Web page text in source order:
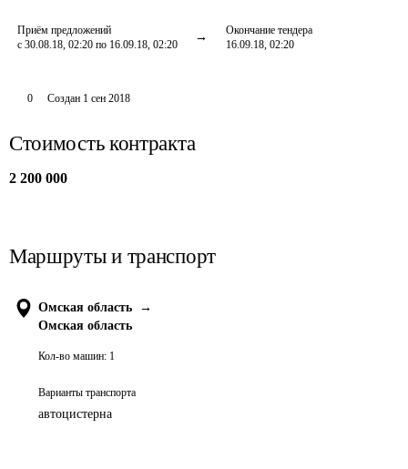
Приём предложений
с 30.08.18, 02:20 по 16.09.18, 02:20
Окончание тендера
16.09.18, 02:20
0 Создан 1 сен 2018
Стоимость контракта
2 200 000
Маршруты и транспорт
Омская область
→
Омская область
Кол-во машин: 1
Варианты транспорта
автоцистерна